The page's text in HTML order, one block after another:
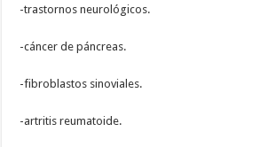
-trastornos neurológicos.
-cáncer de páncreas.
-fibroblastos sinoviales.
-artritis reumatoide.